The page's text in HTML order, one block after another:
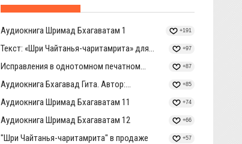
Аудиокнига Шримад Бхагаватам 1 +191
Текст: «Шри Чайтанья-чаритамрита» для... +97
Исправления в однотомном печатном... +87
Аудиокнига Бхагавад Гита. Автор:... +85
Аудиокнига Шримад Бхагаватам 11 +74
Аудиокнига Шримад Бхагаватам 12 +66
"Шри Чайтанья-чаритамрита" в продаже +57